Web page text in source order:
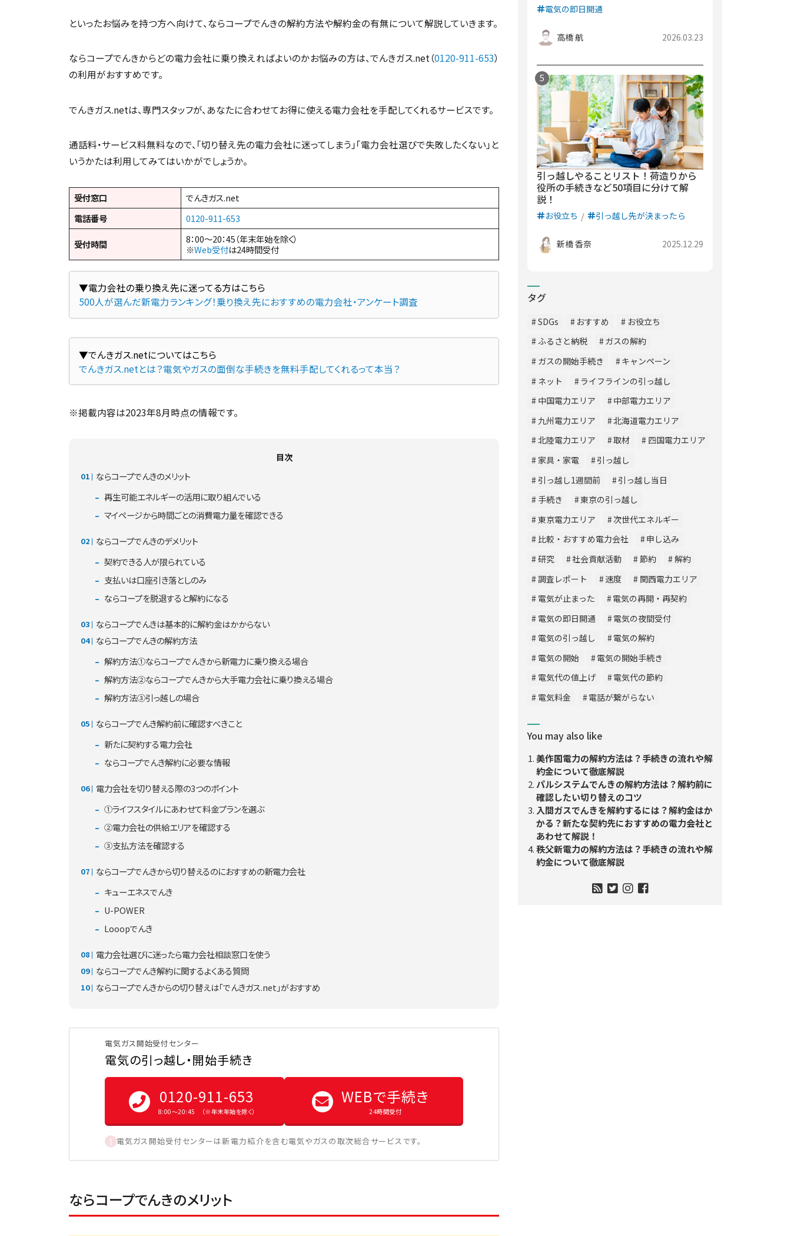
といったお悩みを持つ方へ向けて、ならコープでんきの解約方法や解約金の有無について解説していきます。
ならコープでんきからどの電力会社に乗り換えればよいのかお悩みの方は、でんきガス.net（0120-911-653）
の利用がおすすめです。
でんきガス.netは、専門スタッフが、あなたに合わせてお得に使える電力会社を手配してくれるサービスです。
通話料・サービス料無料なので、「切り替え先の電力会社に迷ってしまう」「電力会社選びで失敗したくない」と
いうかたは利用してみてはいかがでしょうか。
受付窓口
でんきガス.net
電話番号
0120-911-653
受付時間
8：00～20：45（年末年始を除く）
※Web受付は24時間受付
500人が選んだ新電力ランキング！乗り換え先におすすめの電力会社・アンケート調査
でんきガス.netとは？電気やガスの面倒な手続きを無料手配してくれるって本当？
※掲載内容は2023年8月時点の情報です。
目次
ならコープでんきのメリット
再生可能エネルギーの活用に取り組んでいる
マイページから時間ごとの消費電力量を確認できる
ならコープでんきのデメリット
契約できる人が限られている
支払いは口座引き落としのみ
ならコープを脱退すると解約になる
ならコープでんきは基本的に解約金はかからない
ならコープでんきの解約方法
解約方法①ならコープでんきから新電力に乗り換える場合
解約方法②ならコープでんきから大手電力会社に乗り換える場合
解約方法③引っ越しの場合
ならコープでんき解約前に確認すべきこと
新たに契約する電力会社
ならコープでんき解約に必要な情報
電力会社を切り替える際の3つのポイント
①ライフスタイルにあわせて料金プランを選ぶ
②電力会社の供給エリアを確認する
③支払方法を確認する
ならコープでんきから切り替えるのにおすすめの新電力会社
キューエネスでんき
U-POWER
Looopでんき
電力会社選びに迷ったら電力会社相談窓口を使う
ならコープでんき解約に関するよくある質問
ならコープでんきからの切り替えは「でんきガス.net」がおすすめ
電気ガス開始受付センター
電気の引っ越し・開始手続き
0120-911-653
8:00〜20:45 （※年末年始を除く）
WEBで手続き
24時間受付
電気ガス開始受付センターは新電力紹介を含む電気やガスの取次総合サービスです。
ならコープでんきのメリット
電気の即日開通
高橋 航 2026.03.23
引っ越しやることリスト！荷造りから
役所の手続きなど50項目に分けて解
説！
お役立ち 引っ越し先が決まったら
新橋 香奈 2025.12.29
タグ
SDGs おすすめ
お役立ち
ふるさと納税
ガスの解約
ガスの開始手続き
キャンペーン
ネット
ライフラインの引っ越し
中国電力エリア
中部電力エリア
九州電力エリア
北海道電力エリア
北陸電力エリア
取材
四国電力エリア
家具・家電
引っ越し
引っ越し1週間前
引っ越し当日
手続き
東京の引っ越し
東京電力エリア
次世代エネルギー
比較・おすすめ電力会社
申し込み
研究
社会貢献活動 節約
解約
調査レポート
速度
関西電力エリア
電気が止まった
電気の再開・再契約
電気の即日開通
電気の夜間受付
電気の引っ越し
電気の解約
電気の開始
電気の開始手続き
電気代の値上げ
電気代の節約
電気料金
電話が繋がらない
You may also like
美作国電力の解約方法は？手続きの流れや解
約金について徹底解説
パルシステムでんきの解約方法は？解約前に
確認したい切り替えのコツ
入間ガスでんきを解約するには？解約金はか
かる？新たな契約先におすすめの電力会社と
あわせて解説！
秩父新電力の解約方法は？手続きの流れや解
約金について徹底解説